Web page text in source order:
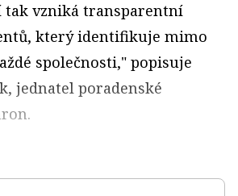
tak vzniká transparentní
který identifikuje mimo
společnosti," popisuje
jednatel poradenské